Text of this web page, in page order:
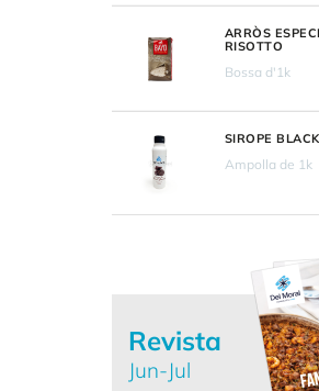
ARRÒS
RISOTTO
Bossa d'1k
SIROPE
Ampolla de 1k
Revista
Jun-Jul